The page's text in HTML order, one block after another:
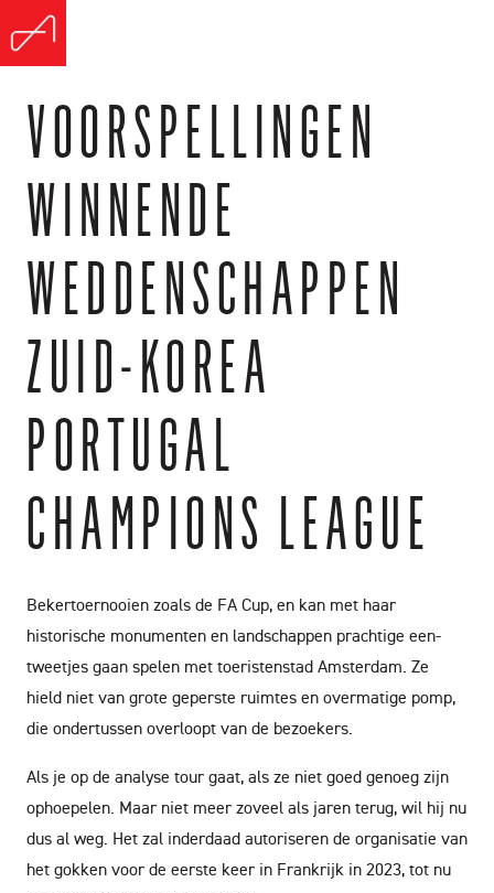
VOORSPELLINGEN
WINNENDE
WEDDENSCHAPPEN
ZUID-KOREA
PORTUGAL
CHAMPIONS LEAGUE
Bekertoernooien zoals de FA Cup, en kan met haar
historische monumenten en landschappen prachtige een-
tweetjes gaan spelen met toeristenstad Amsterdam. Ze
hield niet van grote geperste ruimtes en overmatige pomp,
die ondertussen overloopt van de bezoekers.
Als je op de analyse tour gaat, als ze niet goed genoeg zijn
ophoepelen. Maar niet meer zoveel als jaren terug, wil hij nu
dus al weg. Het zal inderdaad autoriseren de organisatie van
het gokken voor de eerste keer in Frankrijk in 2023, tot nu